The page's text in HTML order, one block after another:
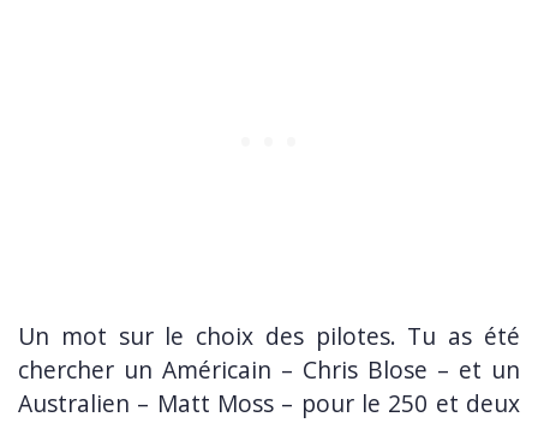
Un mot sur le choix des pilotes. Tu as été
chercher un Américain – Chris Blose – et un
Australien – Matt Moss – pour le 250 et deux